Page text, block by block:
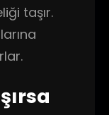
taşır.